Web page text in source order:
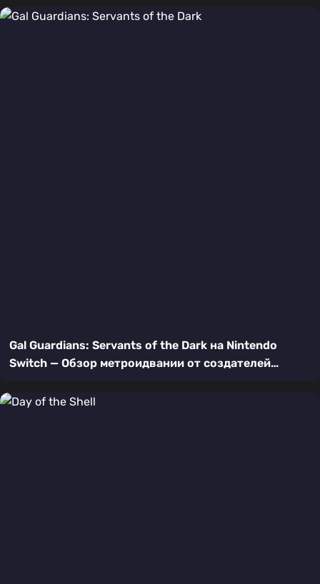
Gal Guardians: Servants of the Dark на Nintendo
Switch — Обзор метроидвании от создателей